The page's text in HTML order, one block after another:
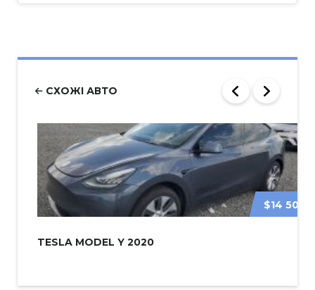
СХОЖІ АВТО
$14 500
TESLA MODEL Y 2020